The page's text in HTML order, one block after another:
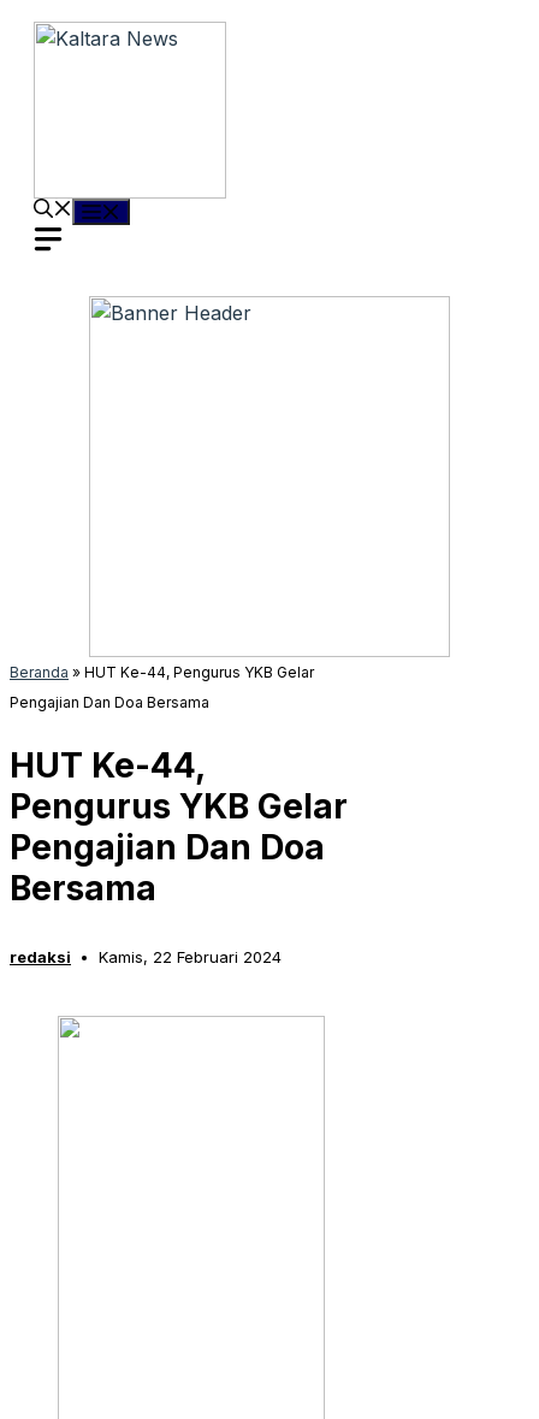
Langsung
Menu
Beranda » HUT Ke-44, Pengurus YKB Gelar
Pengajian Dan Doa Bersama
HUT Ke-44,
Pengurus YKB Gelar
Pengajian Dan Doa
Bersama
redaksi Kamis, 22 Februari 2024